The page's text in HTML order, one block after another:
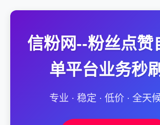
信粉网--粉丝点赞
单平台业务秒
专业 · 稳定 · 低价 · 全天